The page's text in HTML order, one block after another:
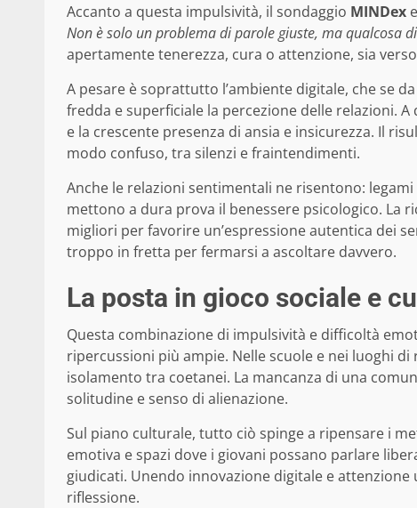
Accanto a questa impulsività, il sondaggio MINDex
Non è solo un problema di parole giuste, ma qualcosa
apertamente tenerezza, cura o attenzione, sia
A pesare è soprattutto l’ambiente digitale, che se
fredda e superficiale la percezione delle relazioni.
e la crescente presenza di ansia e insicurezza. Il
modo confuso, tra silenzi e fraintendimenti.
Anche le relazioni sentimentali ne risentono:
mettono a dura prova il benessere psicologico. La
migliori per favorire un’espressione autentica dei
troppo in fretta per fermarsi a ascoltare davvero.
La posta in gioco sociale e
Questa combinazione di impulsività e difficoltà
ripercussioni più ampie. Nelle scuole e nei luoghi
isolamento tra coetanei. La mancanza di una
solitudine e senso di alienazione.
Sul piano culturale, tutto ciò spinge a ripensare i
emotiva e spazi dove i giovani possano parlare
giudicati. Unendo innovazione digitale e
riflessione.